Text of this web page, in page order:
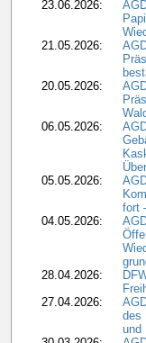
23.06.2026:
21.05.2026:
20.05.2026:
06.05.2026:
05.05.2026:
fort
04.05.2026:
28.04.2026:
27.04.2026:
des
und